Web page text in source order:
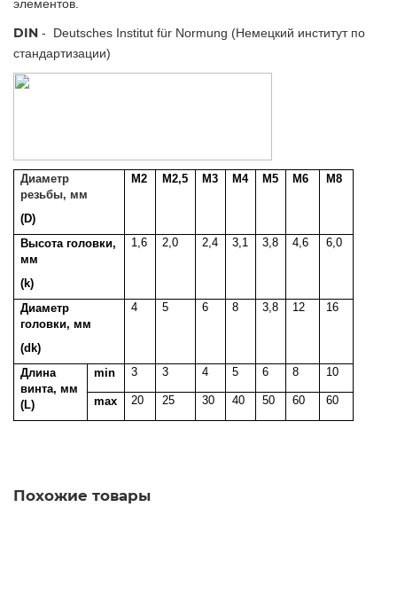
элементов.
DIN - Deutsches Institut für Normung (Немецкий институт по
стандартизации)
Диаметр
резьбы, мм
(D)
M2 M2,5 M3 M4 M5 M6 M8
Высота головки,
мм
(k)
1,6 2,0 2,4 3,1 3,8 4,6 6,0
Диаметр
головки, мм
(dk)
4 5 6 8 3,8 12 16
Длина
винта, мм
(L)
min 3 3 4 5 6 8 10
max 20 25 30 40 50 60 60
Похожие товары